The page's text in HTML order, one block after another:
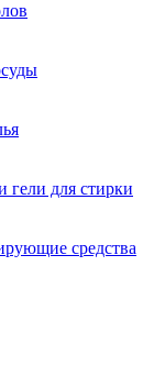
для стирки
средства